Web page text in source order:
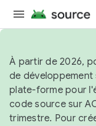
À partir de 2026,
de
plate-forme pour
code source sur
trimestre. Pour